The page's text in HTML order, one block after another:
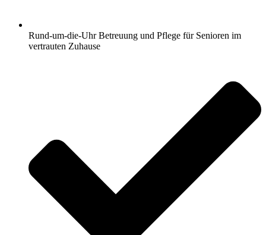
Rund-um-die-Uhr Betreuung und Pflege für Senioren im
vertrauten Zuhause